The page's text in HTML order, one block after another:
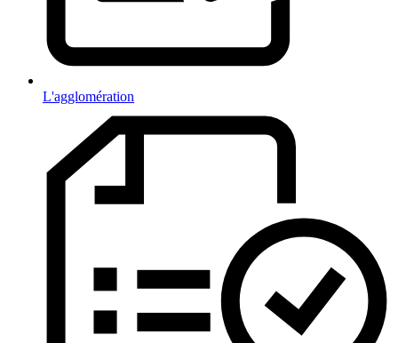
L'agglomération